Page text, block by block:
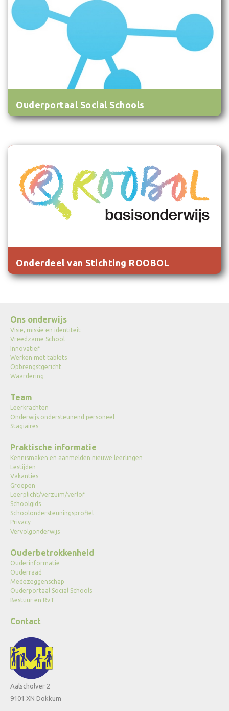
Ouderportaal Social Schools
Onderdeel van Stichting ROOBOL
Ons onderwijs
Visie, missie en identiteit
Vreedzame School
Innovatief
Werken met tablets
Opbrengstgericht
Waardering
Team
Leerkrachten
Onderwijs ondersteunend personeel
Stagiaires
Praktische informatie
Kennismaken en aanmelden nieuwe leerlingen
Lestijden
Vakanties
Groepen
Leerplicht/verzuim/verlof
Schoolgids
Schoolondersteuningsprofiel
Privacy
Vervolgonderwijs
Ouderbetrokkenheid
Ouderinformatie
Ouderraad
Medezeggenschap
Ouderportaal Social Schools
Bestuur en RvT
Contact
Aalscholver 2
9101 XN Dokkum